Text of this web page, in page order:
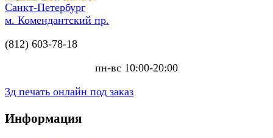
Санкт-Петербург
м. Комендантский пр.
(812) 603-78-18
пн-вс 10:00-20:00
3д печать онлайн под заказ
Информация